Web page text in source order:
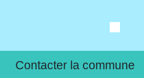
Contacter la commune